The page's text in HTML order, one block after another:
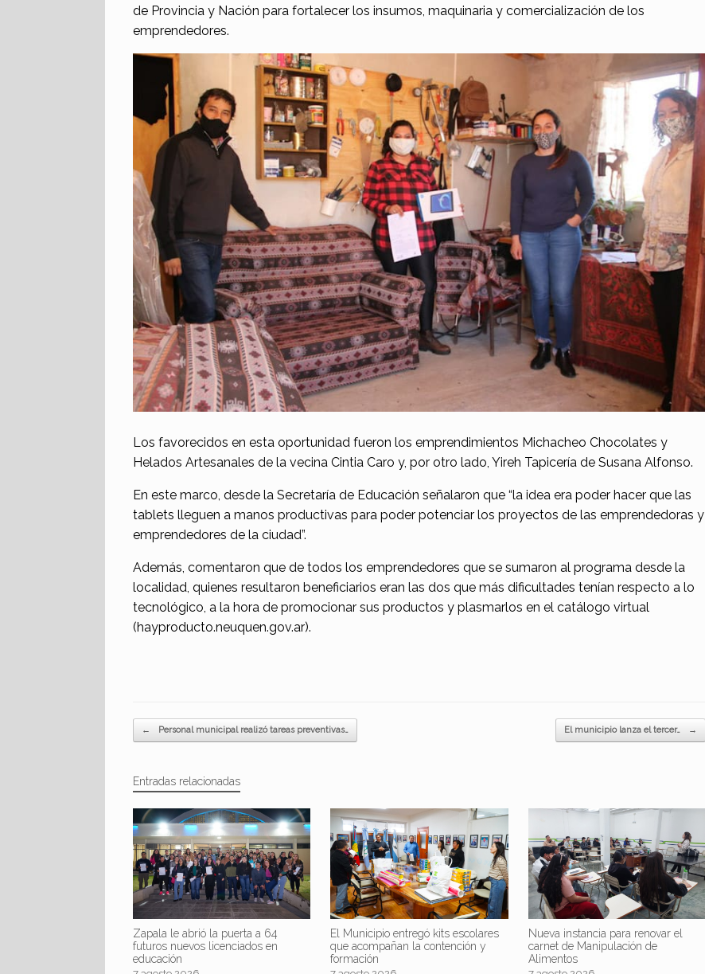
de Provincia y Nación para fortalecer los insumos, maquinaria y comercialización de los
emprendedores.
Los favorecidos en esta oportunidad fueron los emprendimientos Michacheo Chocolates y
Helados Artesanales de la vecina Cintia Caro y, por otro lado, Yireh Tapicería de Susana Alfonso.
En este marco, desde la Secretaría de Educación señalaron que “la idea era poder hacer que las
tablets lleguen a manos productivas para poder potenciar los proyectos de las emprendedoras y
emprendedores de la ciudad”.
Además, comentaron que de todos los emprendedores que se sumaron al programa desde la
localidad, quienes resultaron beneficiarios eran las dos que más dificultades tenían respecto a lo
tecnológico, a la hora de promocionar sus productos y plasmarlos en el catálogo virtual
(hayproducto.neuquen.gov.ar).
Navegador de artículos
← Personal municipal realizó tareas preventivas… El municipio lanza el tercer… →
Entradas relacionadas
Zapala le abrió la puerta a 64
futuros nuevos licenciados en
educación
El Municipio entregó kits escolares
que acompañan la contención y
formación
Nueva instancia para renovar el
carnet de Manipulación de
Alimentos